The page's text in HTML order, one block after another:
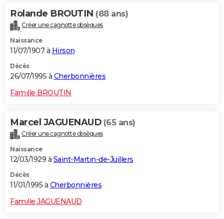
Rolande BROUTIN (88 ans)
Créer une cagnotte obsèques
Naissance
11/07/1907 à Hirson
Décès
26/07/1995 à Cherbonnières
Famille BROUTIN
Marcel JAGUENAUD (65 ans)
Créer une cagnotte obsèques
Naissance
12/03/1929 à Saint-Martin-de-Juillers
Décès
11/01/1995 à Cherbonnières
Famille JAGUENAUD